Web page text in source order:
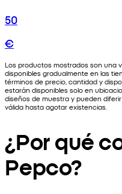
50
€
Los productos mostrados son una
disponibles gradualmente en las
términos de precio, cantidad y
estarán disponibles solo en
diseños de muestra y pueden
válida hasta agotar existencias.
¿Por qué
Pepco?